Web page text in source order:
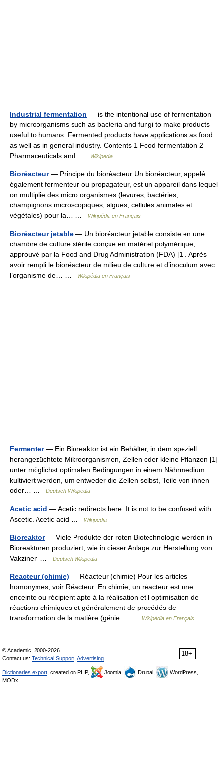
Industrial fermentation — is the intentional use of fermentation
by microorganisms such as bacteria and fungi to make products
useful to humans. Fermented products have applications as food
as well as in general industry. Contents 1 Food fermentation 2
Pharmaceuticals and …
Wikipedia
Bioréacteur— Principe du bioréacteur Un bioréacteur, appelé
également fermenteur ou propagateur, est un appareil dans lequel
on multiplie des micro organismes (levures, bactéries,
champignons microscopiques, algues, cellules animales et
végétales) pour la… …
Wikipédia en Français
Bioréacteur jetable — Un bioréacteur jetable consiste en une
chambre de culture stérile conçue en matériel polymérique,
approuvé par la Food and Drug Administration (FDA) [1]. Après
avoir rempli le bioréacteur de milieu de culture et d’inoculum avec
l’organisme de… …
Wikipédia en Français
Fermenter— Ein Bioreaktor ist ein Behälter, in dem speziell
herangezüchtete Mikroorganismen, Zellen oder kleine Pflanzen [1]
unter möglichst optimalen Bedingungen in einem Nährmedium
kultiviert werden, um entweder die Zellen selbst, Teile von ihnen
oder… …
Deutsch Wikipedia
Acetic acid — Acetic redirects here. It is not to be confused with
Ascetic. Acetic acid …
Wikipedia
Bioreaktor— Viele Produkte der roten Biotechnologie werden in
Bioreaktoren produziert, wie in dieser Anlage zur Herstellung von
Vakzinen …
Deutsch Wikipedia
Reacteur (chimie) — Réacteur (chimie) Pour les articles
homonymes, voir Réacteur. En chimie, un réacteur est une
enceinte ou récipient apte à la réalisation et l optimisation de
réactions chimiques et généralement de procédés de
transformation de la matière (génie… …
Wikipédia en Français
18+
© Academic, 2000-2026
Contact us: Technical Support Advertising
Dictionaries export , created on PHP, Joomla, Drupal,
WordPress,
MODx.